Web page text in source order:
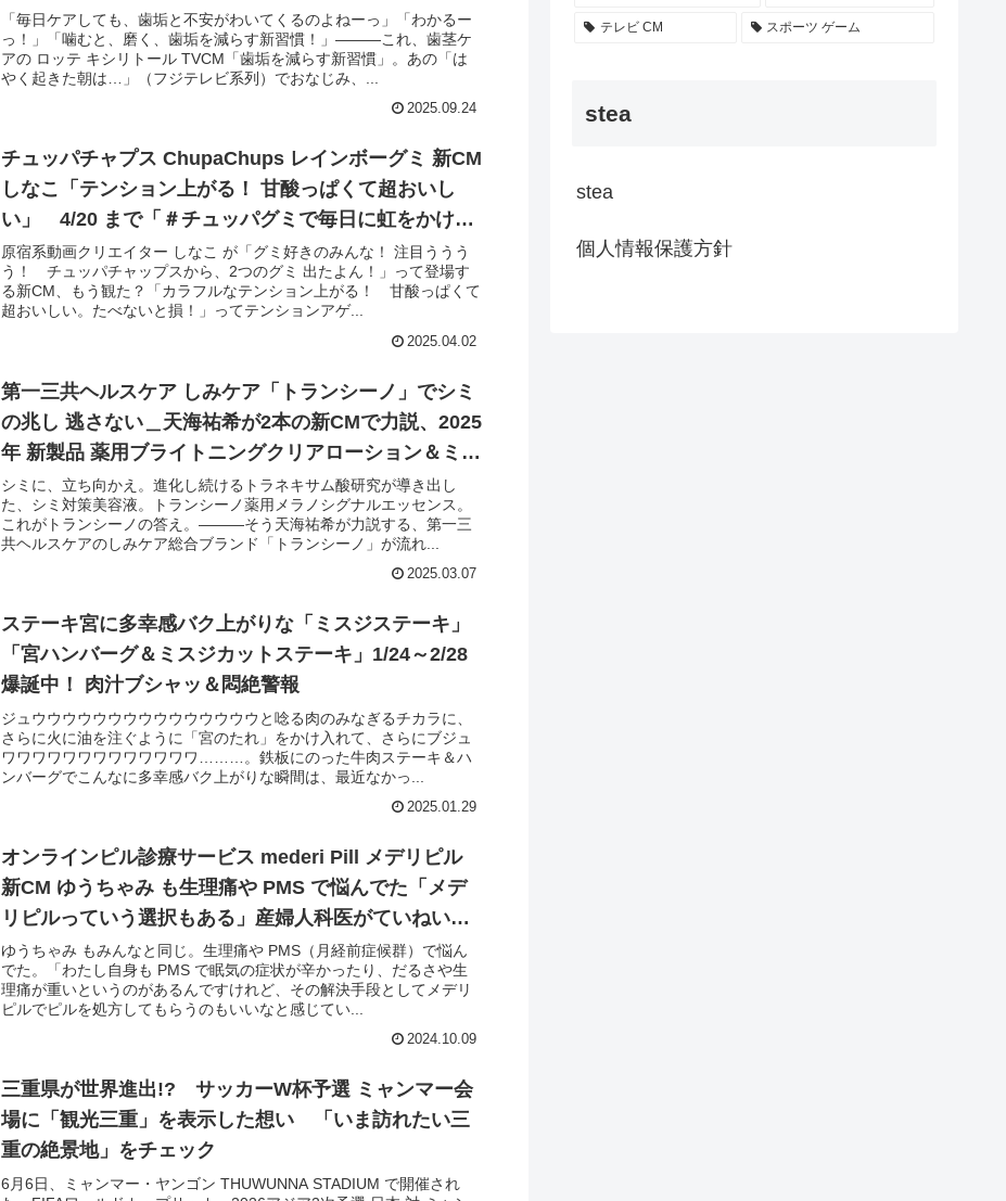
「毎日ケアしても、歯垢と不安がわいてくるのよねーっ」「わかるー
っ！」「噛むと、磨く、歯垢を減らす新習慣！」―――これ、歯茎ケ
アの ロッテ キシリトール TVCM「歯垢を減らす新習慣」。あの「は
やく起きた朝は…」（フジテレビ系列）でおなじみ、...
2025.09.24
チュッパチャプス ChupaChups レインボーグミ 新CM
しなこ「テンション上がる！ 甘酸っぱくて超おいし
い」 4/20 まで「＃チュッパグミで毎日に虹をかけよ
う」プレゼント実施中
原宿系動画クリエイター しなこ が「グミ好きのみんな！ 注目ううう
う！ チュッパチャップスから、2つのグミ 出たよん！」って登場す
る新CM、もう観た？「カラフルなテンション上がる！ 甘酸っぱくて
超おいしい。たべないと損！」ってテンションアゲ...
2025.04.02
第一三共ヘルスケア しみケア「トランシーノ」でシミ
の兆し 逃さない＿天海祐希が2本の新CMで力説、2025
年 新製品 薬用ブライトニングクリアローション＆ミル
クも注目
シミに、立ち向かえ。進化し続けるトラネキサム酸研究が導き出し
た、シミ対策美容液。トランシーノ薬用メラノシグナルエッセンス。
これがトランシーノの答え。―――そう天海祐希が力説する、第一三
共ヘルスケアのしみケア総合ブランド「トランシーノ」が流れ...
2025.03.07
ステーキ宮に多幸感バク上がりな「ミスジステーキ」
「宮ハンバーグ＆ミスジカットステーキ」1/24～2/28
爆誕中！ 肉汁ブシャッ＆悶絶警報
ジュウウウウウウウウウウウウウウウと唸る肉のみなぎるチカラに、
さらに火に油を注ぐように「宮のたれ」をかけ入れて、さらにブジュ
ワワワワワワワワワワワワワ………。鉄板にのった牛肉ステーキ＆ハ
ンバーグでこんなに多幸感バク上がりな瞬間は、最近なかっ...
2025.01.29
オンラインピル診療サービス mederi Pill メデリピル
新CM ゆうちゃみ も生理痛や PMS で悩んでた「メデ
リピルっていう選択もある」産婦人科医がていねいに
オンライン診療
ゆうちゃみ もみんなと同じ。生理痛や PMS（月経前症候群）で悩ん
でた。「わたし自身も PMS で眠気の症状が辛かったり、だるさや生
理痛が重いというのがあるんですけれど、その解決手段としてメデリ
ピルでピルを処方してもらうのもいいなと感じてい...
2024.10.09
三重県が世界進出!? サッカーW杯予選 ミャンマー会
場に「観光三重」を表示した想い 「いま訪れたい三
重の絶景地」をチェック
6月6日、ミャンマー・ヤンゴン THUWUNNA STADIUM で開催され
テレビ CM スポーツ ゲーム
stea
stea
個人情報保護方針